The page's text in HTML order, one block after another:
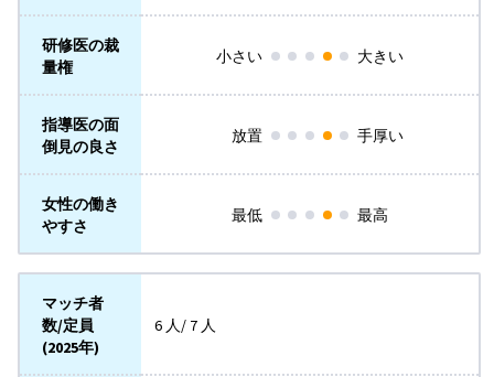
研修医の裁
量権
小さい 大きい
指導医の面
倒見の良さ
放置 手厚い
女性の働き
やすさ
最低 最高
マッチ者
数/定員
(2025年)
6 人/ 7 人